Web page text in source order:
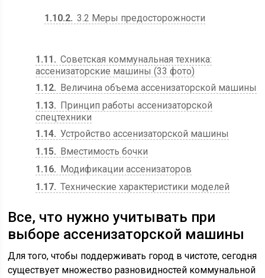
1.10.2 3.2 Меры предосторожности
1.11
Советская коммунальная техника:
ассенизаторские машины (33 фото)
1.12
Величина объема ассенизаторской машины
1.13
Принцип работы ассенизаторской
спецтехники
1.14 Устройство ассенизаторской машины
1.15
Вместимость бочки
1.16
Модификации ассенизаторов
1.17 Технические характеристики моделей
Все, что нужно учитывать при
выборе ассенизаторской машины
Для того, чтобы поддерживать город в чистоте, сегодня
существует множество разновидностей коммунальной